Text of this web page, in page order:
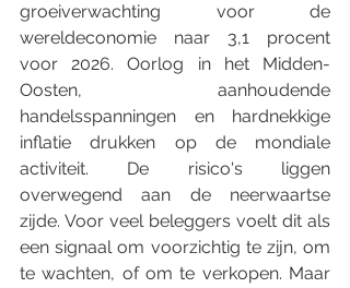
groeiverwachting voor de
wereldeconomie naar 3,1 procent
voor 2026. Oorlog in het Midden-
Oosten, aanhoudende
handelsspanningen en hardnekkige
inflatie drukken op de mondiale
activiteit. De risico's liggen
overwegend aan de neerwaartse
zijde. Voor veel beleggers voelt dit als
een signaal om voorzichtig te zijn, om
te wachten, of om te verkopen. Maar